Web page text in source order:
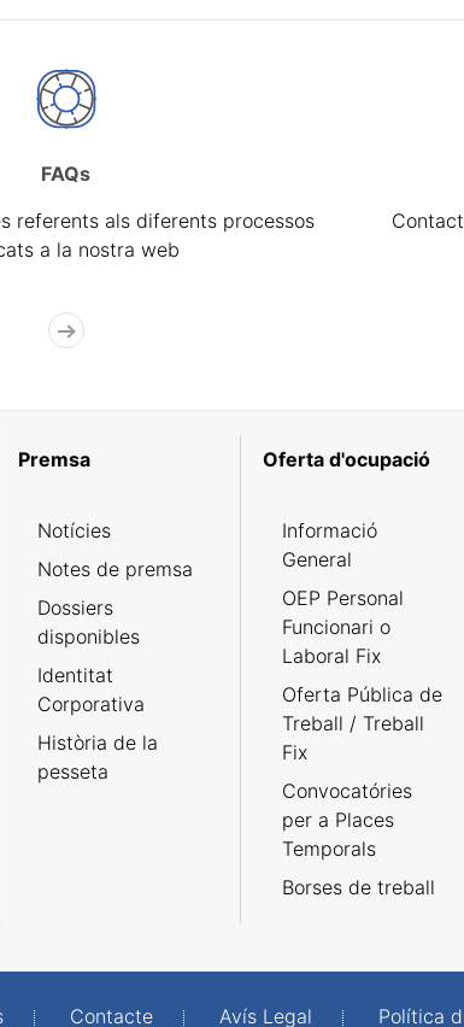
FAQs
referents als diferents processos
a la nostra web
Premsa
Notícies
Notes de premsa
Dossiers
disponibles
Identitat
Corporativa
Història de la
pesseta
Oferta d'ocupació
Informació
General
OEP Personal
Funcionari o
Laboral Fix
Oferta Pública de
Treball / Treball
Fix
Convocatóries
per a Places
Temporals
Borses de treball
Contacte Avís Legal Política